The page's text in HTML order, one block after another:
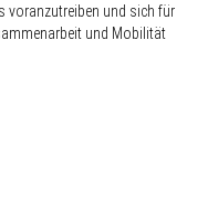
voranzutreiben und sich für
und Mobilität